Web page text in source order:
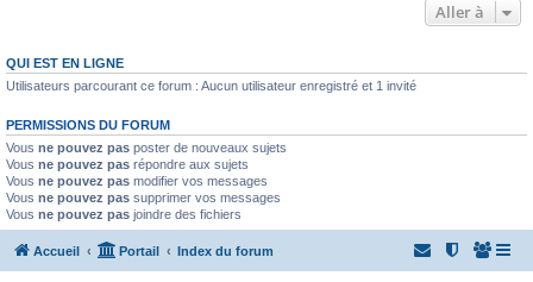
Aller à
QUI EST EN LIGNE
Utilisateurs parcourant ce forum : Aucun utilisateur enregistré et 1 invité
PERMISSIONS DU FORUM
Vous ne pouvez pas poster de nouveaux sujets
Vous ne pouvez pas répondre aux sujets
Vous ne pouvez pas modifier vos messages
Vous ne pouvez pas supprimer vos messages
Vous ne pouvez pas joindre des fichiers
Accueil Portail Index du forum